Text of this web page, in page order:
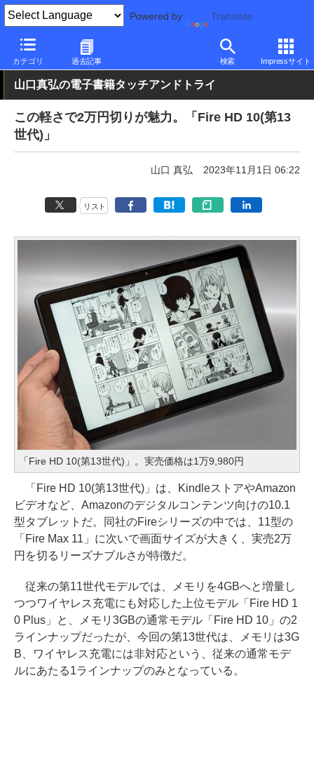
Powered by Translate
カテゴリ 過去記事 検索 Impressサイト
PC Watch パソコン/タブレット/スマートフォン タブレット
山口真弘の電子書籍タッチアンドトライ
この軽さで2万円切りが魅力。「Fire HD 10(第13
世代)」
山口 真弘 2023年11月1日 06:22
リスト
「Fire HD 10(第13世代)」。実売価格は1万9,980円
「Fire HD 10(第13世代)」は、KindleストアやAmazon
ビデオなど、Amazonのデジタルコンテンツ向けの10.1
型タブレットだ。同社のFireシリーズの中では、11型の
「Fire Max 11」に次いで画面サイズが大きく、実売2万
円を切るリーズナブルさが特徴だ。
従来の第11世代モデルでは、メモリを4GBへと増量し
つつワイヤレス充電にも対応した上位モデル「Fire HD 1
0 Plus」と、メモリ3GBの通常モデル「Fire HD 10」の2
ラインナップだったが、今回の第13世代は、メモリは3G
B、ワイヤレス充電には非対応という、従来の通常モデ
ルにあたる1ラインナップのみとなっている。